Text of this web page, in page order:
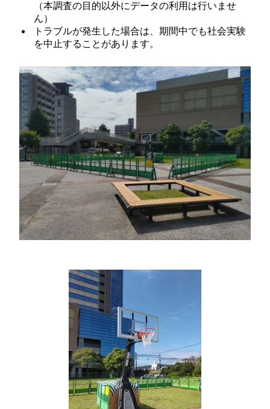
（本調査の目的以外にデータの利用は行いませ
ん）
トラブルが発生した場合は、期間中でも社会実験
を中止することがあります。